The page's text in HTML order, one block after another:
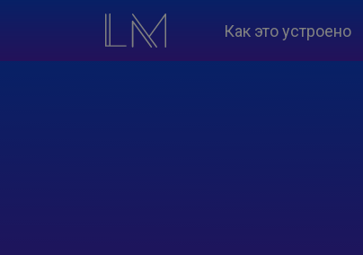
Как это устроено